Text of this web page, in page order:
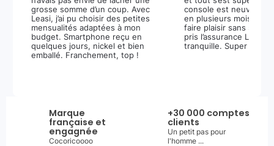
grosse somme d’un coup. Avec
Leasi, j’ai pu choisir des petites
mensualités adaptées à mon
budget. Smartphone reçu en
quelques jours, nickel et bien
emballé. Franchement, top !
console est neuve, et
en plusieurs mois m’a
faire plaisir sans stress.
pris l’assurance
tranquille. Super
Marque
française et
engagnée
Cocoricoooo
+30 000 comptes
clients
Un petit pas pour
l'homme ...